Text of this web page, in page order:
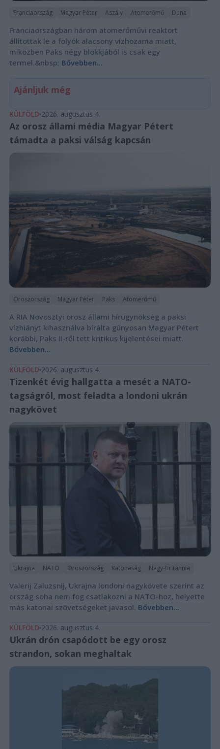
Franciaország Magyar Péter Aszály Atomerőmű Duna
Franciaországban három atomerőművi reaktort
állítottak le a folyók alacsony vízhozama miatt,
miközben Paks négy blokkjából is csak egy
termel.&nbsp; Bővebben...
Ajánljuk még
KÜLFÖLD 2026. augusztus 4.
Az orosz állami média Magyar Pétert
támadta a paksi válság kapcsán
Oroszország Magyar Péter Paks Atomerőmű
A RIA Novosztyi orosz állami hírügynökség a paksi
vízhiányt kihasználva bírálta gúnyosan Magyar Pétert
korábbi, Paks II-ről tett kritikus kijelentései miatt.
Bővebben...
KÜLFÖLD 2026. augusztus 4.
Tizenkét évig hallgatta a mesét a NATO-
tagságról, most feladta a londoni ukrán
nagykövet
Ukrajna NATO Oroszország Katonaság Nagy-Britannia
Valerij Zaluzsnij, Ukrajna londoni nagykövete szerint az
ország soha nem fog csatlakozni a NATO-hoz, helyette
más katonai szövetségeket javasol. Bővebben...
KÜLFÖLD 2026. augusztus 4.
Ukrán drón csapódott be egy orosz
strandon, sokan meghaltak